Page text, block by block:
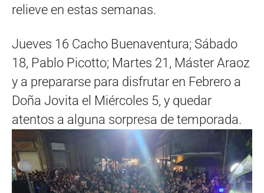
relieve en estas semanas.
Jueves 16 Cacho Buenaventura; Sábado
18, Pablo Picotto; Martes 21, Máster Araoz
y a prepararse para disfrutar en Febrero a
Doña Jovita el Miércoles 5, y quedar
atentos a alguna sorpresa de temporada.